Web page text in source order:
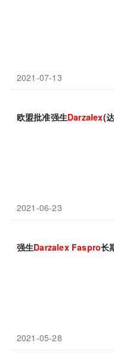
2021-07-13
欧盟批准强生Darzalex(
2021-06-23
强生Darzalex Faspro长
2021-05-28